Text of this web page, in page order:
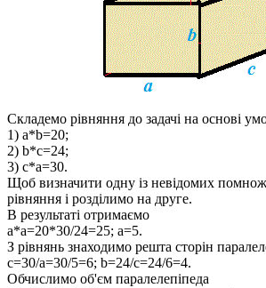
Складемо рівняння до задачі на основі
1) a*b=20;
2) b*c=24;
3) c*a=30.
Щоб визначити одну із невідомих
рівняння і розділимо на друге.
В результаті отримаємо
a*a=20*30/24=25; a=5.
З рівнянь знаходимо решта сторін
с=30/a=30/5=6; b=24/c=24/6=4.
Обчислимо об'єм паралелепіпеда